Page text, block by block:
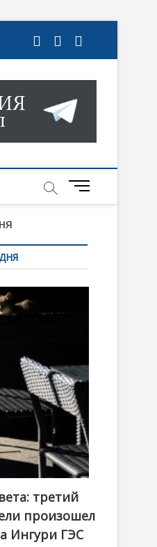
ОНЛАЙН. НА
И МНОГОЕ
M
e
третий
произошел
Ингури ГЭС